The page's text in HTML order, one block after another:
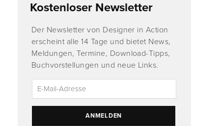
Kostenloser Newsletter
Der Newsletter von Designer in Action
erscheint alle 14 Tage und bietet News,
Meldungen, Termine, Download-Tipps,
Buchvorstellungen und neue Links.